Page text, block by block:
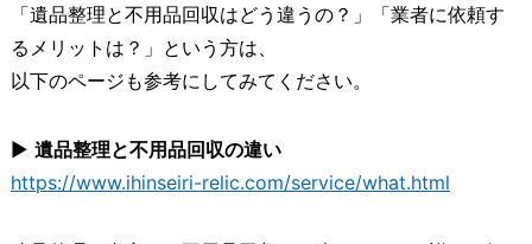
「遺品整理と不用品回収はどう違うの？」「業者に依頼す
るメリットは？」という方は、
以下のページも参考にしてみてください。
▶ 遺品整理と不用品回収の違い
https://www.ihinseiri-relic.com/service/what.html